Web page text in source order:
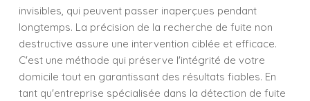
invisibles, qui peuvent passer inaperçues pendant
longtemps. La précision de la recherche de fuite non
destructive assure une intervention ciblée et efficace.
C'est une méthode qui préserve l'intégrité de votre
domicile tout en garantissant des résultats fiables. En
tant qu'entreprise spécialisée dans la détection de fuite